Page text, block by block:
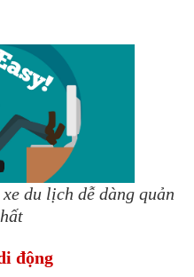
du lịch dễ dàng quản
động